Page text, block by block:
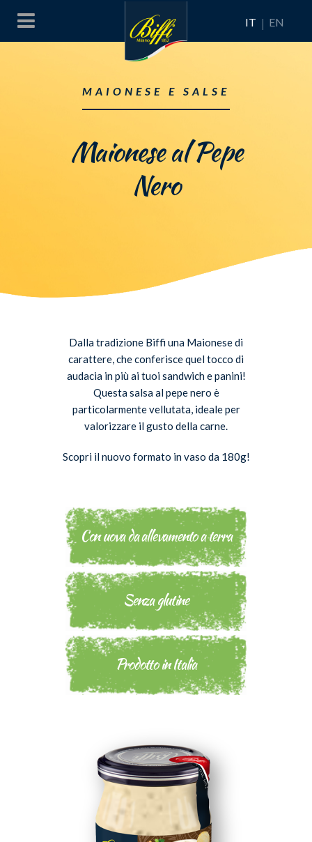
IT EN
MAIONESE E SALSE
Maionese al Pepe
Nero
Dalla tradizione Biffi una Maionese di
carattere, che conferisce quel tocco di
audacia in più ai tuoi sandwich e panini!
Questa salsa al pepe nero è
particolarmente vellutata, ideale per
valorizzare il gusto della carne.
Scopri il nuovo formato in vaso da 180g!
Con uova da allevamento a terra
Senza glutine
Prodotto in Italia